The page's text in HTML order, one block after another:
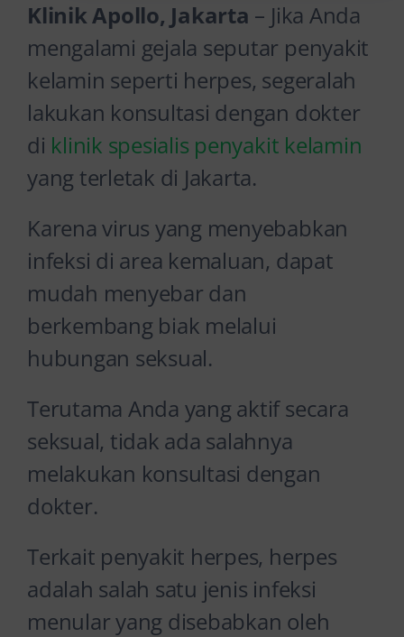
Klinik Apollo, Jakarta – Jika Anda
mengalami gejala seputar penyakit
kelamin seperti herpes, segeralah
lakukan konsultasi dengan dokter
di klinik spesialis penyakit kelamin
yang terletak di Jakarta.
Karena virus yang menyebabkan
infeksi di area kemaluan, dapat
mudah menyebar dan
berkembang biak melalui
hubungan seksual.
Terutama Anda yang aktif secara
seksual, tidak ada salahnya
melakukan konsultasi dengan
dokter.
Terkait penyakit herpes, herpes
adalah salah satu jenis infeksi
menular yang disebabkan oleh